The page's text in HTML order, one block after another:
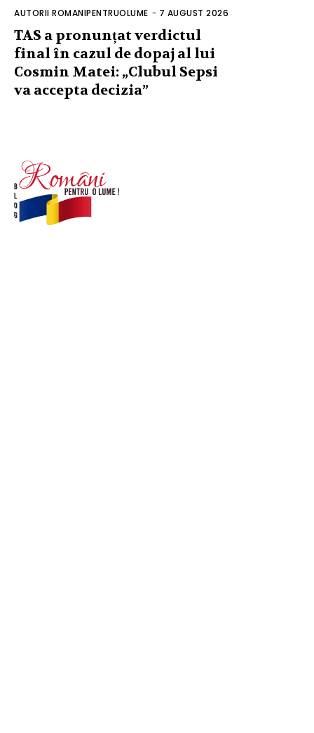
AUTORII ROMANIPENTRUOLUME - 7 AUGUST 2026
TAS a pronunțat verdictul
final în cazul de dopaj al lui
Cosmin Matei: „Clubul Sepsi
va accepta decizia”